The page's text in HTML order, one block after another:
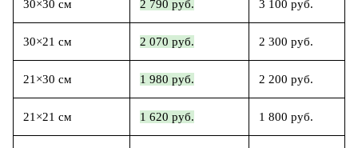
30×30 см 2 790 руб. 3 100 руб.
30×21 см 2 070 руб. 2 300 руб.
21×30 см 1 980 руб. 2 200 руб.
21×21 см 1 620 руб. 1 800 руб.